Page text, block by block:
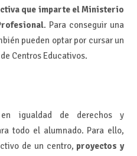
que imparte el Ministerio
. Para conseguir una
pueden optar por cursar un
Centros Educativos.
igualdad de derechos y
todo el alumnado. Para ello,
de un centro, proyectos y